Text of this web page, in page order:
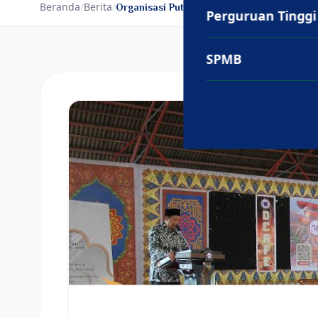
Perguruan Tinggi
SPMB
Beranda/Berita/Organisasi Putra dan Putri (Ospani/